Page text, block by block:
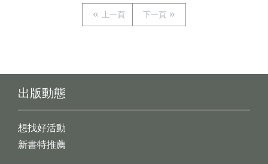
上一頁 下一頁
出版動態
想找好活動
新書特推薦